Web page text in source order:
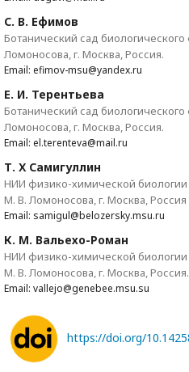
С. В. Ефимов
Ботанический сад
Ломоносова, г. Москва, Россия.
Email: efimov-msu@yandex.ru
Е. И. Терентьева
Ботанический сад
Ломоносова, г. Москва, Россия.
Email: el.terenteva@mail.ru
Т. Х Самигуллин
НИИ физико-химической
М. В. Ломоносова, г. Москва, Россия
Email: samigul@belozersky.msu.ru
К. М. Вальехо-Роман
НИИ физико-химической
М. В. Ломоносова, г. Москва, Россия.
Email: vallejo@genebee.msu.su
https://doi.org/